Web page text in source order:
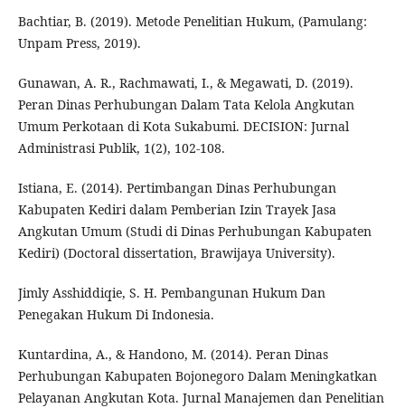
Bachtiar, B. (2019). Metode Penelitian Hukum, (Pamulang:
Unpam Press, 2019).
Gunawan, A. R., Rachmawati, I., & Megawati, D. (2019).
Peran Dinas Perhubungan Dalam Tata Kelola Angkutan
Umum Perkotaan di Kota Sukabumi. DECISION: Jurnal
Administrasi Publik, 1(2), 102-108.
Istiana, E. (2014). Pertimbangan Dinas Perhubungan
Kabupaten Kediri dalam Pemberian Izin Trayek Jasa
Angkutan Umum (Studi di Dinas Perhubungan Kabupaten
Kediri) (Doctoral dissertation, Brawijaya University).
Jimly Asshiddiqie, S. H. Pembangunan Hukum Dan
Penegakan Hukum Di Indonesia.
Kuntardina, A., & Handono, M. (2014). Peran Dinas
Perhubungan Kabupaten Bojonegoro Dalam Meningkatkan
Pelayanan Angkutan Kota. Jurnal Manajemen dan Penelitian